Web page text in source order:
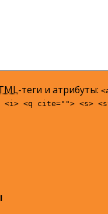
-теги и атрибуты:
<i> <q cite=""> <s>